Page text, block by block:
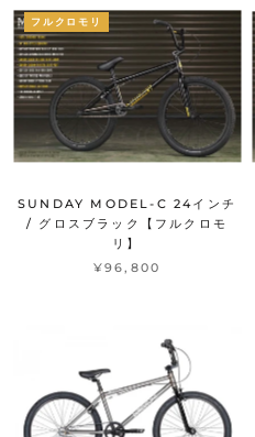
フルクロモリ
SUNDAY MODEL-C 24インチ
/ グロスブラック【フルクロモ
リ】
¥96,800